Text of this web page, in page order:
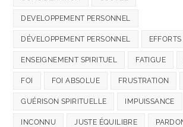
DEVELOPPEMENT PERSONNEL
DÉVELOPPEMENT PERSONNEL EFFORTS
ENSEIGNEMENT SPIRITUEL FATIGUE
FOI FOI ABSOLUE FRUSTRATION
GUÉRISON SPIRITUELLE IMPUISSANCE
INCONNU JUSTE ÉQUILIBRE